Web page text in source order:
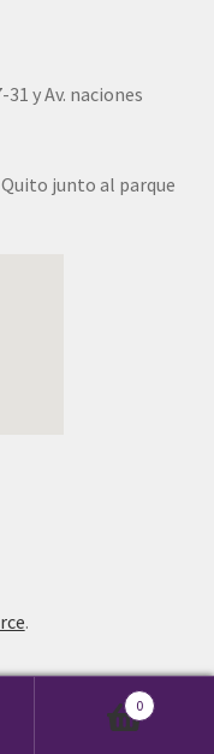
y Av. naciones
Quito junto al parque
.
0